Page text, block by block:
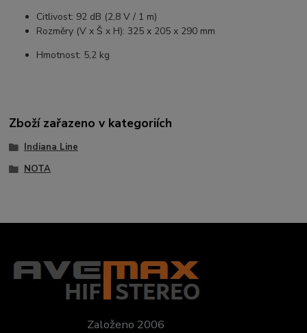
Citlivost: 92 dB (2,8 V / 1 m)
Rozměry (V x Š x H): 325 x 205 x 290 mm
Hmotnost: 5,2 kg
Zboží zařazeno v kategoriích
Indiana Line
NOTA
Založeno 2006